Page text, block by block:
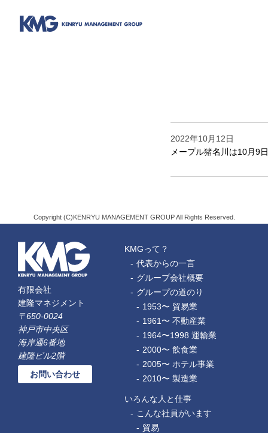
2022年10月12日
メープル猪名川は10月9
Copyright (C)KENRYU MANAGEMENT GROUP All Rights Reserved.
有限会社
建隆マネジメント
〒650-0024
神戸市中央区
海岸通6番地
建隆ビル2階
お問い合わせ
KMGって？
代表からの一言
グループ会社概要
グループの道のり
1953〜 貿易業
1961〜 不動産業
1964〜1998 運輸業
2000〜 飲食業
2005〜 ホテル事業
2010〜 製造業
いろんな人と仕事
こんな社員がいます
貿易